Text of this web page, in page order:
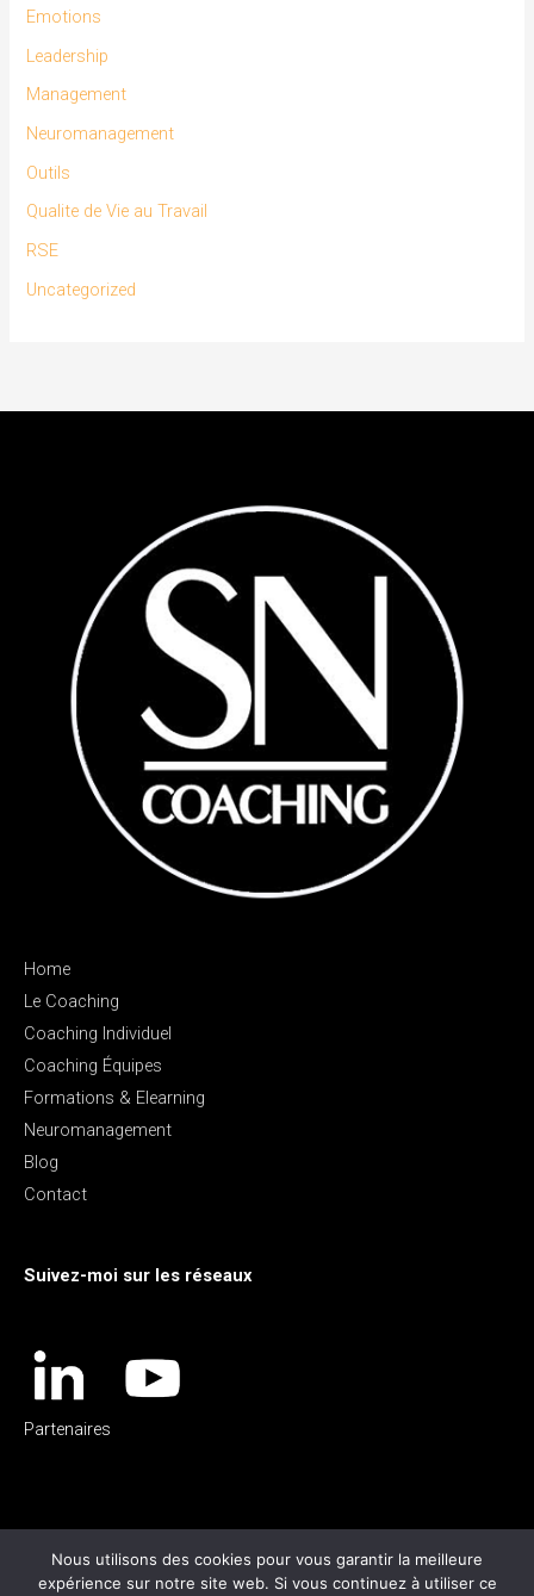
Emotions
Leadership
Management
Neuromanagement
Outils
Qualite de Vie au Travail
RSE
Uncategorized
Home
Le Coaching
Coaching Individuel
Coaching Équipes
Formations & Elearning
Neuromanagement
Blog
Contact
Suivez-moi sur les réseaux
Partenaires
Nous utilisons des cookies pour vous garantir la meilleure
expérience sur notre site web. Si vous continuez à utiliser ce